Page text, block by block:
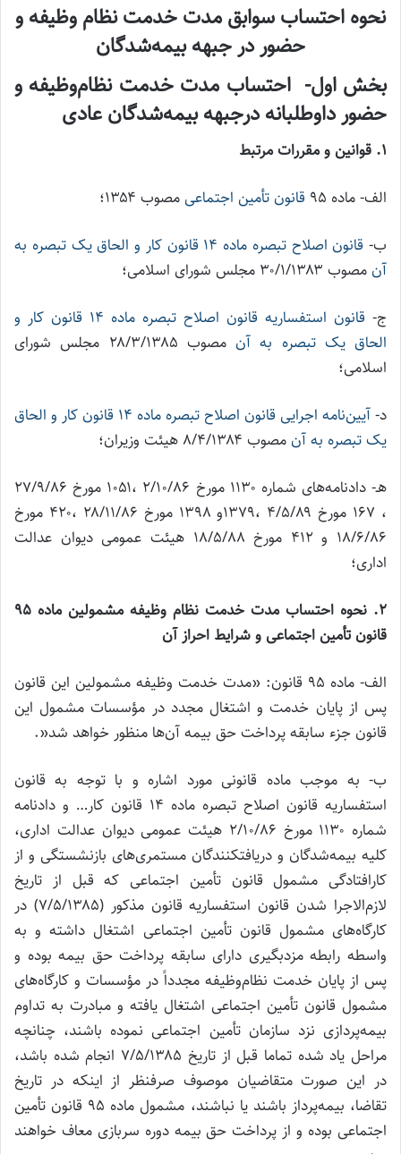
نحوه احتساب سوابق مدت خدمت نظام ‌وظیفه و
حضور در جبهه بیمه‌شدگان
بخش اول- احتساب مدت خدمت نظام‌وظیفه و
حضور داوطلبانه درجبهه بیمه‌شدگان عادی
۱. قوانین و مقررات مرتبط
الف- ماده ۹۵ قانون تأمین اجتماعی مصوب ۱۳۵۴؛
ب-
قانون اصلاح تبصره ماده ۱۴ قانون کار و الحاق یک تبصره به
آن مصوب ۳۰/۱/۱۳۸۳ مجلس شورای اسلامی؛
ج-
قانون استفساریه قانون اصلاح تبصره ماده ۱۴ قانون کار و
الحاق یک تبصره به آن
مصوب ۲۸/۳/۱۳۸۵ مجلس شورای
اسلامی؛
د-
آیین‌نامه اجرایی قانون اصلاح تبصره ماده ۱۴ قانون کار و الحاق
یک تبصره به آن مصوب ۸/۴/۱۳۸۴ هیئت وزیران؛
هـ- دادنامه‌های شماره ۱۱۳۰ مورخ ۲/۱۰/۸۶ ،۱۰۵۱ مورخ ۲۷/۹/۸۶
، ۱۶۷ مورخ ۴/۵/۸۹ ،۱۳۷۹و ۱۳۹۸ مورخ ۲۸/۱۱/۸۶ ،۴۲۰ مورخ
۱۸/۶/۸۶ و ۴۱۲ مورخ ۱۸/۵/۸۸ هیئت عمومی دیوان عدالت
اداری؛
۲. نحوه احتساب مدت خدمت نظام وظیفه مشمولین ماده ۹۵
قانون تأمین اجتماعی و شرایط احراز آن
الف- ماده ۹۵ قانون: «مدت خدمت وظیفه مشمولین این قانون
پس از پایان خدمت و اشتغال مجدد در مؤسسات مشمول این
قانون جزء سابقه پرداخت حق بیمه آن‌ها منظور خواهد شد«.
ب- به موجب ماده قانونی مورد اشاره و با توجه به قانون
استفساریه قانون اصلاح تبصره ماده ۱۴ قانون کار… و دادنامه
شماره ۱۱۳۰ مورخ ۲/۱۰/۸۶ هیئت عمومی دیوان عدالت اداری،
کلیه بیمه‌شدگان و دریافتکنندگان مستمری‌های بازنشستگی و از
کارافتادگی مشمول قانون تأمین اجتماعی که قبل از تاریخ
لازم‌الاجرا شدن قانون استفساریه قانون مذکور (۷/۵/۱۳۸۵) در
کارگاه‌های مشمول قانون تأمین اجتماعی اشتغال داشته و به
واسطه رابطه مزدبگیری دارای سابقه پرداخت حق بیمه بوده و
پس از پایان خدمت نظام‌وظیفه مجدداً در مؤسسات و کارگاه‌های
مشمول قانون تأمین اجتماعی اشتغال یافته و مبادرت به تداوم
بیمه‌پردازی نزد سازمان تأمین اجتماعی نموده باشند، چنانچه
مراحل یاد شده تماما قبل از تاریخ ۷/۵/۱۳۸۵ انجام شده باشد،
در این صورت متقاضیان موصوف صرفنظر از اینکه در تاریخ
تقاضا، بیمه‌پرداز باشند یا نباشند، مشمول ماده ۹۵ قانون تأمین
اجتماعی بوده و از پرداخت حق بیمه دوره سربازی معاف خواهند